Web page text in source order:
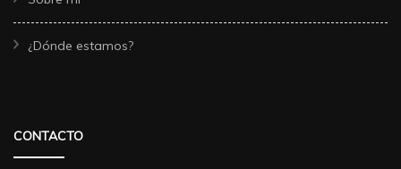
¿Dónde estamos?
CONTACTO